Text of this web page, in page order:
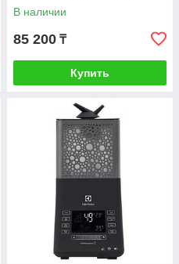
В наличии
85 200 ₸
Купить